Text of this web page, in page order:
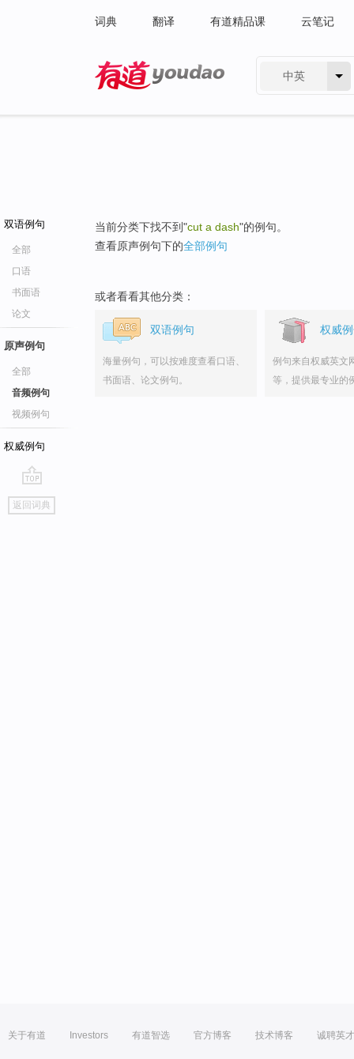
词典 翻译 有道精品课 云笔记
中英
双语例句
全部
口语
书面语
论文
原声例句
全部
音频例句
视频例句
权威例句
go
top
返回词典
当前分类下找不到"cut a dash"的例句。
查看原声例句下的全部例句
或者看看其他分类：
双语例句
海量例句，可以按难度查看口语、
书面语、论文例句。
权威
例句来自权威英文
等，提供最专业的
关于有道 Investors 有道智选 官方博客 技术博客 诚聘英才